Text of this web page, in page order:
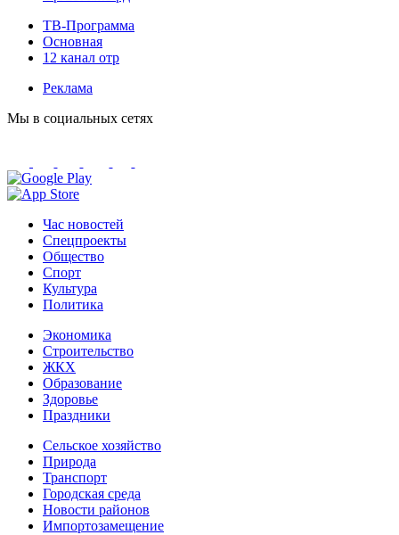
ТВ-Программа
Основная
12 канал отр
Реклама
Мы в социальных сетях
Час новостей
Спецпроекты
Общество
Спорт
Культура
Политика
Экономика
Строительство
ЖКХ
Образование
Здоровье
Праздники
Сельское хозяйство
Природа
Транспорт
Городская среда
Новости районов
Импортозамещение